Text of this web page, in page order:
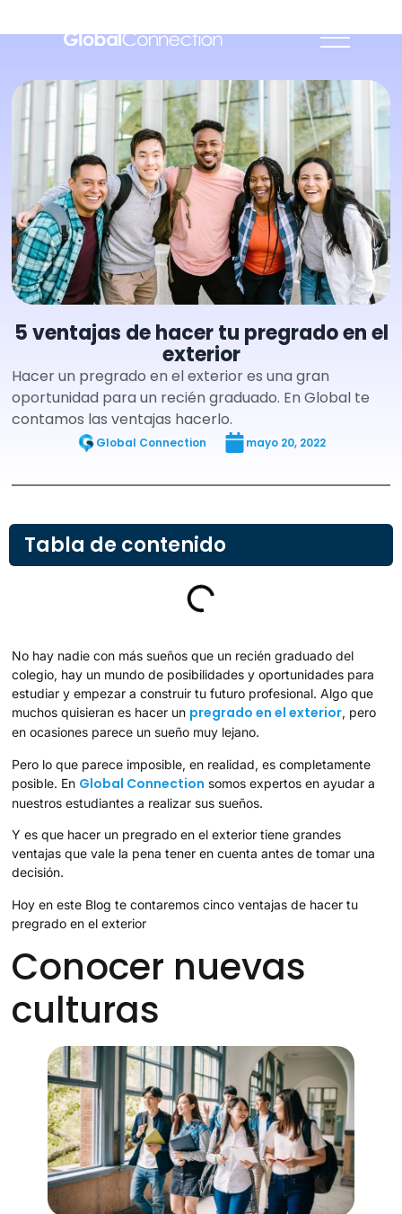
5 ventajas de hacer tu pregrado en el
exterior
Hacer un pregrado en el exterior es una gran
oportunidad para un recién graduado. En Global te
contamos las ventajas hacerlo.
Global Connection mayo 20, 2022
Tabla de contenido
No hay nadie con más sueños que un recién graduado del
colegio, hay un mundo de posibilidades y oportunidades para
estudiar y empezar a construir tu futuro profesional. Algo que
muchos quisieran es hacer un pregrado en el exterior, pero
en ocasiones parece un sueño muy lejano.
Pero lo que parece imposible, en realidad, es completamente
posible. En Global Connection somos expertos en ayudar a
nuestros estudiantes a realizar sus sueños.
Y es que hacer un pregrado en el exterior tiene grandes
ventajas que vale la pena tener en cuenta antes de tomar una
decisión.
Hoy en este Blog te contaremos cinco ventajas de hacer tu
pregrado en el exterior
Conocer nuevas
culturas